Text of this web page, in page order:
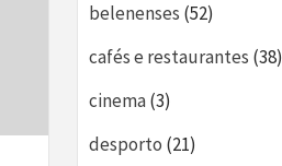
belenenses (52)
cafés e restaurantes (38)
cinema(3)
desporto (21)